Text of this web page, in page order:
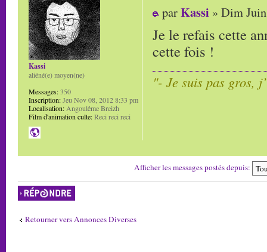
parKassi » Dim
Je le refais cette
cette fois !
"- Je suis pas gros,
Kassi
aliéné(e) moyen(ne)
Messages:350
Inscription:Jeu Nov 08, 2012 8:33 pm
Localisation: Angoulême Breizh
Film d'animation culte:Reci reci reci
Afficher les messages postés depuis:
Répondre
Retourner vers Annonces Diverses